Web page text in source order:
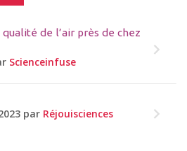
qualité de l’air près de chez
Scienceinfuse
par Réjouisciences